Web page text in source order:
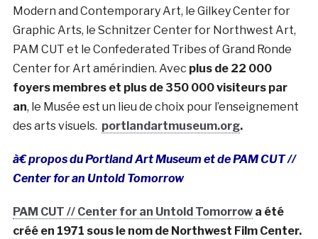
Modern and Contemporary Art, le Gilkey Center for
Graphic Arts, le Schnitzer Center for Northwest Art,
PAM CUT et le Confederated Tribes of Grand Ronde
Center for Art amérindien. Avec plus de 22 000
foyers membres et plus de 350 000 visiteurs par
an, le Musée est un lieu de choix pour l’enseignement
des arts visuels. portlandartmuseum.org.
à€ propos du Portland Art Museum et de PAM CUT //
Center for an Untold Tomorrow
PAM CUT // Center for an Untold Tomorrowa été
créé en 1971 sous le nom de Northwest Film Center.